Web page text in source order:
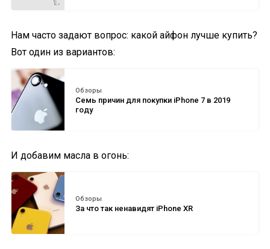
Нам часто задают вопрос: какой айфон лучше купить?
Вот один из вариантов:
Обзоры
Семь причин для покупки iPhone 7 в 2019
году
И добавим масла в огонь:
Обзоры
За что так ненавидят iPhone XR